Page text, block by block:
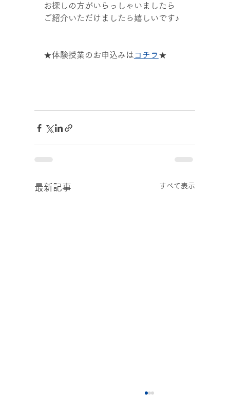
お探しの方がいらっしゃいましたら
ご紹介いただけましたら嬉しいです♪
★体験授業のお申込みは コチラ ★
最新記事 すべて表示